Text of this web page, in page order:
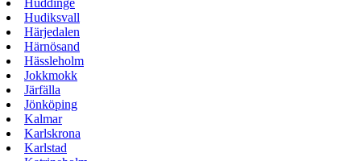
Huddinge
Hudiksvall
Härjedalen
Härnösand
Hässleholm
Jokkmokk
Järfälla
Jönköping
Kalmar
Karlskrona
Karlstad